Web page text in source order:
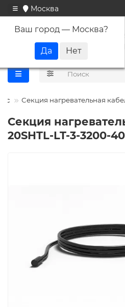
Москва
Ваш город — Москва?
+7
Секция нагревательная
Секция
20SHTL-LT-3-3200-40